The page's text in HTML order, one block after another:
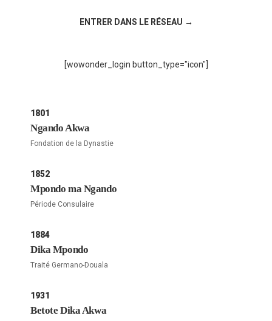
ENTRER DANS LE RÉSEAU →
[wowonder_login button_type="icon"]
1801
Ngando Akwa
Fondation de la Dynastie
1852
Mpondo ma Ngando
Période Consulaire
1884
Dika Mpondo
Traité Germano-Douala
1931
Betote Dika Akwa